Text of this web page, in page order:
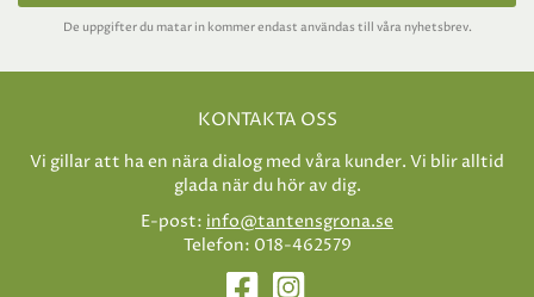
De uppgifter du matar in kommer endast användas till våra nyhetsbrev.
KONTAKTA OSS
Vi gillar att ha en nära dialog med våra kunder. Vi blir alltid
glada när du hör av dig.
E-post: info@tantensgrona.se
Telefon: 018-462579